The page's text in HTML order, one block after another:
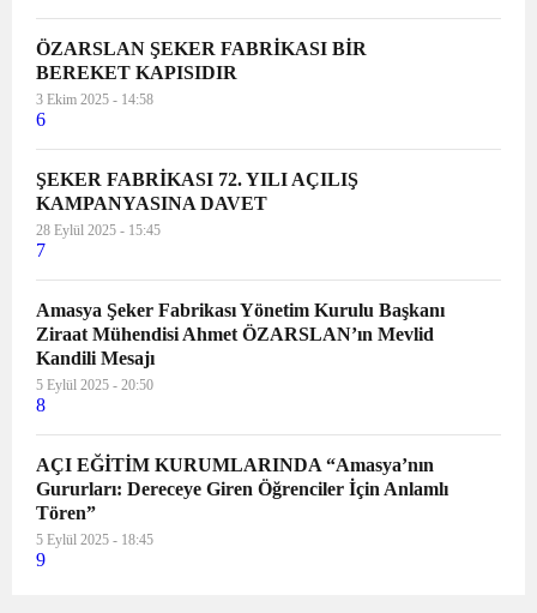
ÖZARSLAN ŞEKER FABRİKASI BİR
BEREKET KAPISIDIR
3 Ekim 2025 - 14:58
6
ŞEKER FABRİKASI 72. YILI AÇILIŞ
KAMPANYASINA DAVET
28 Eylül 2025 - 15:45
7
Amasya Şeker Fabrikası Yönetim Kurulu Başkanı
Ziraat Mühendisi Ahmet ÖZARSLAN’ın Mevlid
Kandili Mesajı
5 Eylül 2025 - 20:50
8
AÇI EĞİTİM KURUMLARINDA “Amasya’nın
Gururları: Dereceye Giren Öğrenciler İçin Anlamlı
Tören”
5 Eylül 2025 - 18:45
9